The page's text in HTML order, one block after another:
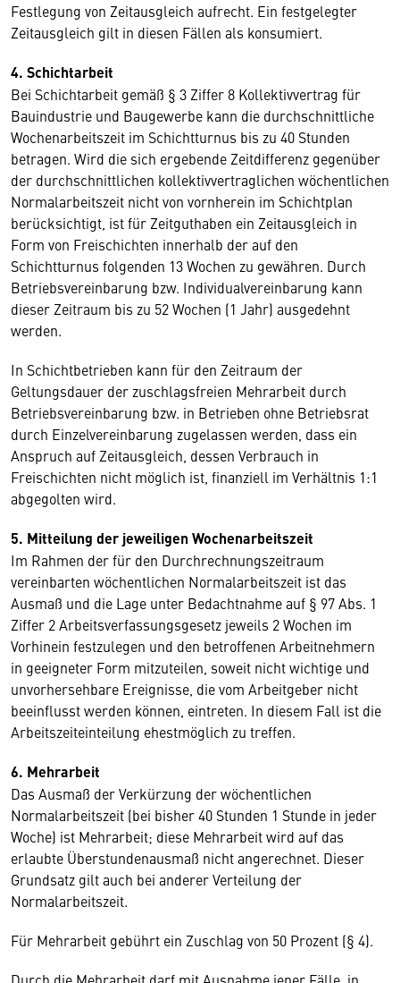
Festlegung von Zeitausgleich aufrecht. Ein festgelegter
Zeitausgleich gilt in diesen Fällen als konsumiert.
4. Schichtarbeit
Bei Schichtarbeit gemäß § 3 Ziffer 8 Kollektivvertrag für
Bauindustrie und Baugewerbe kann die durchschnittliche
Wochenarbeitszeit im Schichtturnus bis zu 40 Stunden
betragen. Wird die sich ergebende Zeitdifferenz gegenüber
der durchschnittlichen kollektivvertraglichen wöchentlichen
Normalarbeitszeit nicht von vornherein im Schichtplan
berücksichtigt, ist für Zeitguthaben ein Zeitausgleich in
Form von Freischichten innerhalb der auf den
Schichtturnus folgenden 13 Wochen zu gewähren. Durch
Betriebsvereinbarung bzw. Individualvereinbarung kann
dieser Zeitraum bis zu 52 Wochen (1 Jahr) ausgedehnt
werden.
In Schichtbetrieben kann für den Zeitraum der
Geltungsdauer der zuschlagsfreien Mehrarbeit durch
Betriebsvereinbarung bzw. in Betrieben ohne Betriebsrat
durch Einzelvereinbarung zugelassen werden, dass ein
Anspruch auf Zeitausgleich, dessen Verbrauch in
Freischichten nicht möglich ist, finanziell im Verhältnis 1:1
abgegolten wird.
5. Mitteilung der jeweiligen Wochenarbeitszeit
Im Rahmen der für den Durchrechnungszeitraum
vereinbarten wöchentlichen Normalarbeitszeit ist das
Ausmaß und die Lage unter Bedachtnahme auf § 97 Abs. 1
Ziffer 2 Arbeitsverfassungsgesetz jeweils 2 Wochen im
Vorhinein festzulegen und den betroffenen Arbeitnehmern
in geeigneter Form mitzuteilen, soweit nicht wichtige und
unvorhersehbare Ereignisse, die vom Arbeitgeber nicht
beeinflusst werden können, eintreten. In diesem Fall ist die
Arbeitszeiteinteilung ehestmöglich zu treffen.
6. Mehrarbeit
Das Ausmaß der Verkürzung der wöchentlichen
Normalarbeitszeit (bei bisher 40 Stunden 1 Stunde in jeder
Woche) ist Mehrarbeit; diese Mehrarbeit wird auf das
erlaubte Überstundenausmaß nicht angerechnet. Dieser
Grundsatz gilt auch bei anderer Verteilung der
Normalarbeitszeit.
Für Mehrarbeit gebührt ein Zuschlag von 50 Prozent (§ 4).